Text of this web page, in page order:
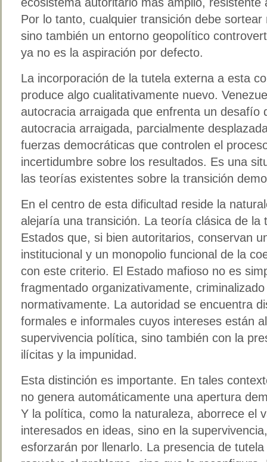
Por lo tanto, cualquier transición debe
sino también un entorno geopolítico
ya no es la aspiración por defecto.
La incorporación de la tutela externa a esta
produce algo cualitativamente nuevo.
autocracia arraigada que enfrenta un desafío
autocracia arraigada, parcialmente
fuerzas democráticas que controlen el
incertidumbre sobre los resultados. Es una
las teorías existentes sobre la transición
En el centro de esta dificultad reside la
alejaría una transición. La teoría clásica de la
Estados que, si bien autoritarios, conservan
institucional y un monopolio funcional de la
con este criterio. El Estado mafioso no es
fragmentado organizativamente,
normativamente. La autoridad se encuentra
formales e informales cuyos intereses están
supervivencia política, sino también con la
ilícitas y la impunidad.
Esta distinción es importante. En tales
no genera automáticamente una apertura
Y la política, como la naturaleza, aborrece el
interesados en ideas, sino en la
esforzarán por llenarlo. La presencia de